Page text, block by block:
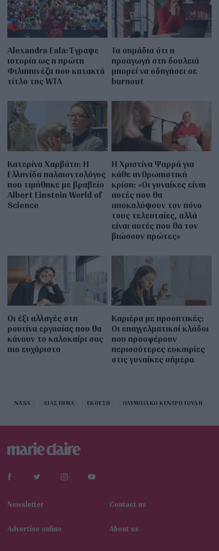
Alexandra Eala: Έγραψε
ιστορία ως η πρώτη
Φιλιππινέζα που κατακτά
τίτλο της WTA
Τα σημάδια ότι η
προαγωγή στη δουλειά
μπορεί να οδηγήσει σε
burnout
Κατερίνα Χαρβάτη: H
Ελληνίδα παλαιοντολόγος
που τιμήθηκε με βραβείο
Albert Einstein World of
Science
H Χριστίνα Ψαρρά για
κάθε ανθρωπιστική
κρίση: «Οι γυναίκες είναι
αυτές που θα
αποκαλύψουν τον πόνο
τους τελευταίες, αλλά
είναι αυτές που θα τον
βιώσουν πρώτες»
Οι έξι αλλαγές στη
ρουτίνα εργασίας που θα
κάνουν το καλοκαίρι σας
πιο ευχάριστο
Καριέρα με προοπτικές:
Οι επαγγελματικοί κλάδοι
που προσφέρουν
περισσότερες ευκαιρίες
στις γυναίκες σήμερα
NASA ΔΙΑΣΤΗΜΑ ΕΚΘΕΣΗ ΟΛΥΜΠΙΑΚΟ ΚΕΝΤΡΟ ΓΟΥΔΗ
Newsletter Contact us
Αdvertise online About us